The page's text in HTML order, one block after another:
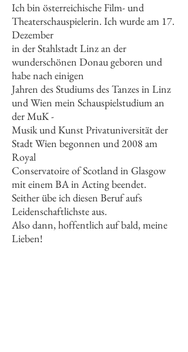
Ich bin österreichische Film- und
Theaterschauspielerin. Ich wurde am 17.
Dezember
in der Stahlstadt Linz an der
wunderschönen Donau geboren und
habe nach einigen
Jahren des Studiums desTanzes in Linz
und Wien mein Schauspielstudium an
der MuK -
Musik und Kunst Privatuniversität der
Stadt Wien begonnen und 2008 am
Royal
Conservatoire of Scotland in Glasgow
mit einem BA in Acting beendet.
Seither übe ich diesen Beruf aufs
Leidenschaftlichste aus.
Also dann, hoffentlich auf bald, meine
Lieben!